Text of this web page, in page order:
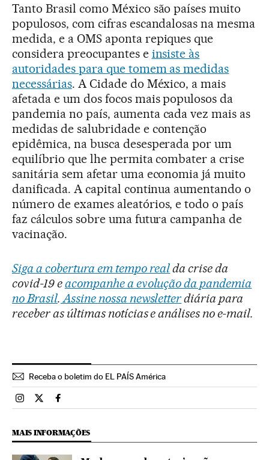
Tanto Brasil como México são países muito
populosos, com cifras escandalosas na mesma
medida, e a OMS aponta repiques que
considera preocupantes e insiste às
autoridades para que tomem as medidas
necessárias. A Cidade do México, a mais
afetada e um dos focos mais populosos da
pandemia no país, aumenta cada vez mais as
medidas de salubridade e contenção
epidêmica, na busca desesperada por um
equilíbrio que lhe permita combater a crise
sanitária sem afetar uma economia já muito
danificada. A capital continua aumentando o
número de exames aleatórios, e todo o país
faz cálculos sobre uma futura campanha de
vacinação.
Siga a cobertura em tempo realda crise da
covid-19 eacompanhe a evolução da pandemia
no Brasil. Assine nossa newsletterdiária para
receber as últimas notícias e análises no e-mail.
Receba o boletim do EL PAÍS América
Brasil El País Brasil en Instagram
Brasil El País Brasil en Twitter
Brasil El País Brasil en Facebook
MAIS INFORMAÇÕES